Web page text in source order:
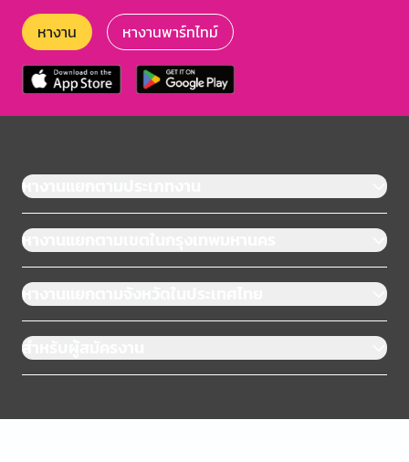
หางาน หางานพาร์ทไทม์
หางานแยกตามประเภทงาน
หางานแยกตามเขตในกรุงเทพมหานคร
หางานแยกตามจังหวัดในประเทศไทย
สำหรับผู้สมัครงาน